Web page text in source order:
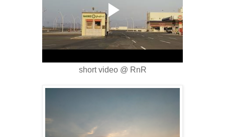
short video @ RnR